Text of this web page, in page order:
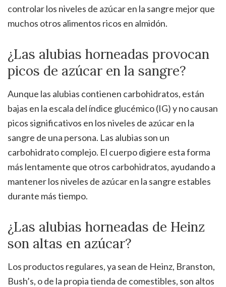
controlar los niveles de azúcar en la sangre mejor que
muchos otros alimentos ricos en almidón.
¿Las alubias horneadas provocan
picos de azúcar en la sangre?
Aunque las alubias contienen carbohidratos, están
bajas en la escala del índice glucémico (IG) y no causan
picos significativos en los niveles de azúcar en la
sangre de una persona. Las alubias son un
carbohidrato complejo. El cuerpo digiere esta forma
más lentamente que otros carbohidratos, ayudando a
mantener los niveles de azúcar en la sangre estables
durante más tiempo.
¿Las alubias horneadas de Heinz
son altas en azúcar?
Los productos regulares, ya sean de Heinz, Branston,
Bush’s, o de la propia tienda de comestibles, son altos